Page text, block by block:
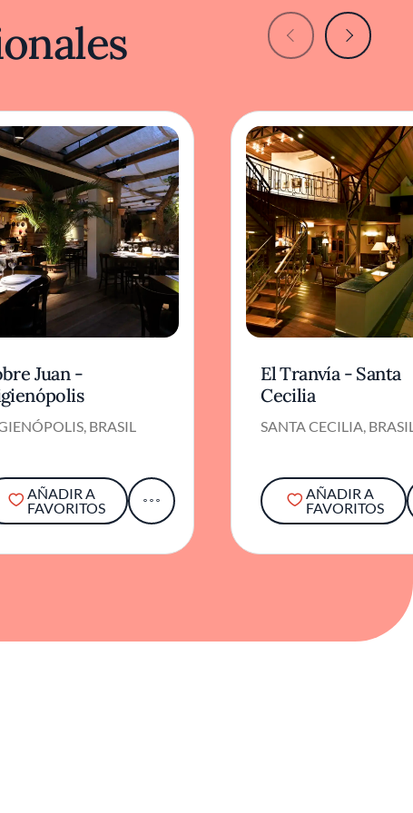
Juan -
BRASIL
AÑADIR A
FAVORITOS
El Tranvía - Santa
Cecilia
SANTA CECILIA,
AÑADIR A
FAVORITOS